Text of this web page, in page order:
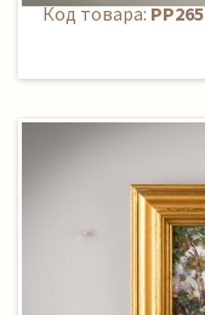
Код товара:PP265